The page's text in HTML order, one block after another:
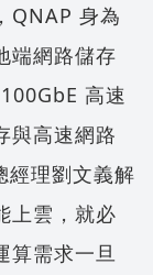
QNAP 身為
端網路儲存
高速
與高速網路
經理劉文義解
上雲，就必
算需求一旦